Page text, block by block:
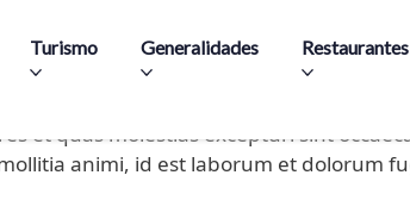
Turismo Generalidades Restaurantes
et accusamus et iusto odio dignissimos
et quas molestias excepturi sint
animi, id est laborum et dolorum